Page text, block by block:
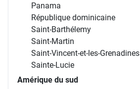
Panama
République dominicaine
Saint-Barthélemy
Saint-Martin
Saint-Vincent-et-les-Grenadines
Sainte-Lucie
Amérique du sud